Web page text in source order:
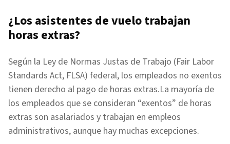
¿Los asistentes de vuelo trabajan
horas extras?
Según la Ley de Normas Justas de Trabajo (Fair Labor
Standards Act, FLSA) federal, los empleados no exentos
tienen derecho al pago de horas extras.La mayoría de
los empleados que se consideran “exentos” de horas
extras son asalariados y trabajan en empleos
administrativos, aunque hay muchas excepciones.